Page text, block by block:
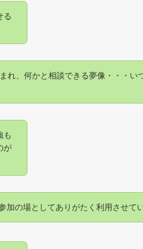
る
れ、何かと相談できる夢像・・・い
も
が
加の場としてありがたく利用させて